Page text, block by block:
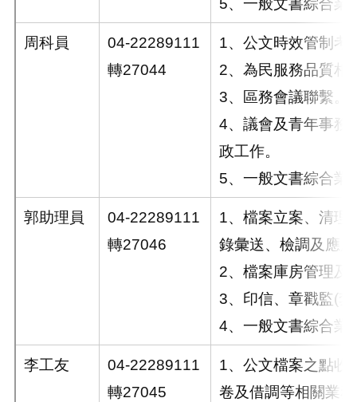
周科員
04-22289111
轉27044
1、公文時效管制考
2、為民服務品質相
3、區務會議聯繫。
4、議會及青年事務
政工作。
5、一般文書綜合業
郭助理員
04-22289111
轉27046
1、檔案立案、清理
錄彙送、檢調及應
2、檔案庫房管理及
3、印信、章戳監(
4、一般文書綜合業
李工友
04-22289111
轉27045
1、公文檔案之點收
卷及借調等相關業